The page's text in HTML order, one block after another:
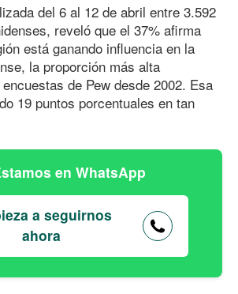
del 6 al 12 de abril entre 3.592
reveló que el 37% afirma
está ganando influencia en la
la proporción más alta
de Pew desde 2002. Esa
19 puntos porcentuales en tan
en WhatsApp
a seguirnos
ahora